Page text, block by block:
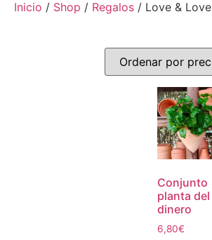
Inicio / Shop / Regalos / Love & Love
Conjunto
planta del
dinero
6,80€